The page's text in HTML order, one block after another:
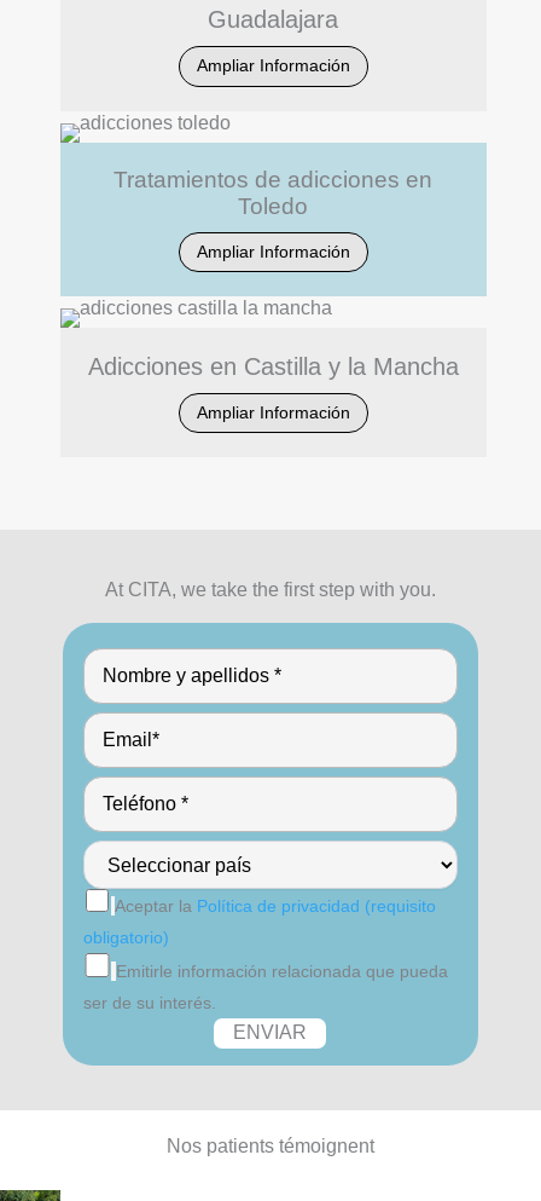
Guadalajara
Ampliar Información
Tratamientos de adicciones en
Toledo
Ampliar Información
Adicciones en Castilla y la Mancha
Ampliar Información
At CITA, we take the first step with you.
Aceptar la Política de privacidad (requisito
obligatorio)
Emitirle información relacionada que pueda
ser de su interés.
Nos patients témoignent